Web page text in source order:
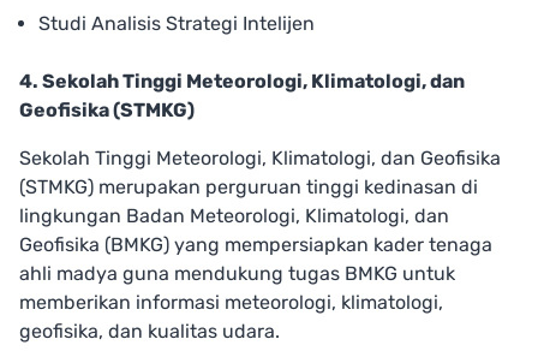
Studi Analisis Strategi Intelijen
4. Sekolah Tinggi Meteorologi, Klimatologi, dan
Geofisika (STMKG)
Sekolah Tinggi Meteorologi, Klimatologi, dan Geofisika
(STMKG) merupakan perguruan tinggi kedinasan di
lingkungan Badan Meteorologi, Klimatologi, dan
Geofisika (BMKG) yang mempersiapkan kader tenaga
ahli madya guna mendukung tugas BMKG untuk
memberikan informasi meteorologi, klimatologi,
geofisika, dan kualitas udara.